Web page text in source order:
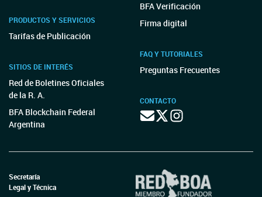
PRODUCTOS Y SERVICIOS
Tarifas de Publicación
SITIOS DE INTERÉS
Red de Boletines Oficiales
de la R. A.
BFA Blockchain Federal
Argentina
BFA Verificación
Firma digital
FAQ Y TUTORIALES
Preguntas Frecuentes
CONTACTO
Secretaría
Legal y Técnica